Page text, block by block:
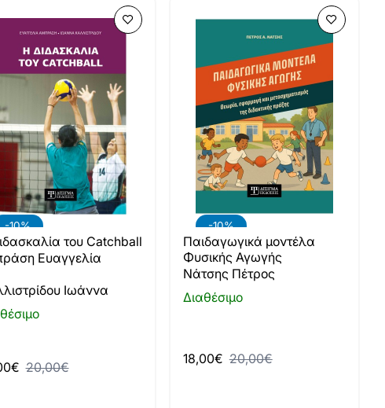
-10%
του Catchball
Ευαγγελία
Ιωάννα
20,00€
-10%
Διαθέσιμο
Παιδαγωγικά μοντέλα
Φυσικής Αγωγής
Νάτσης Πέτρος
18,00€ 20,00€